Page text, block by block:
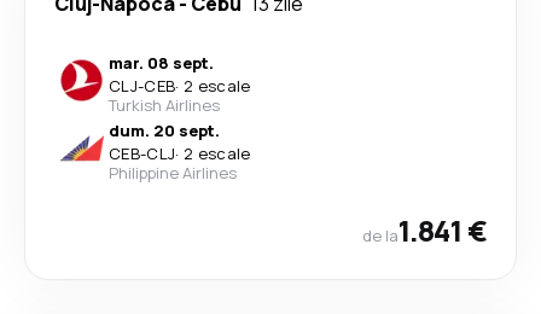
mar. 08 sept.
CLJ-CEB· 2 escale
Turkish Airlines
dum. 20 sept.
CEB-CLJ· 2 escale
Philippine Airlines
de la1.841 €